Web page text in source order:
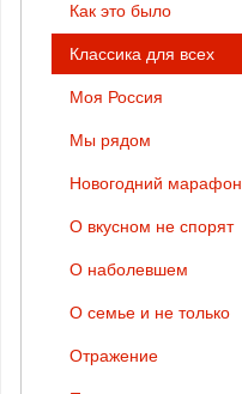
Как это было
Классика для всех
Моя Россия
Мы рядом
Новогодний марафон
О вкусном не спорят
О наболевшем
О семье и не только
Отражение